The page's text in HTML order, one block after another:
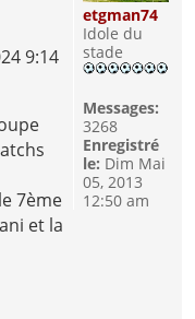
9:14
7ème
et la
etgman74
Idole du
stade
Messages:
3268
Enregistré
le: Dim Mai
05, 2013
12:50 am